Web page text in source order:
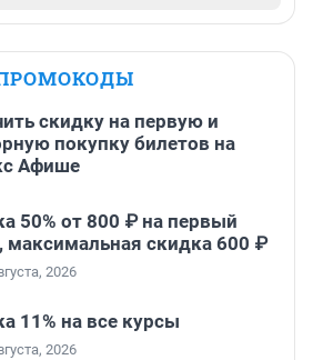
скидку на первую и
покупку билетов на
Афише
50% от 800 ₽ на первый
максимальная скидка 600 ₽
2026
11% на все курсы
2026